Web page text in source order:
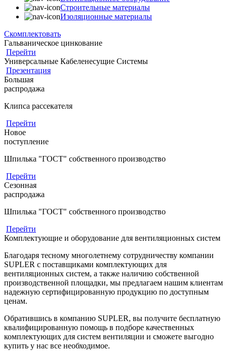
Строительные материалы
Изоляционные материалы
Скомплектовать
Гальваническое цинкование
Перейти
Универсальные Кабеленесущие Системы
Презентация
Большая
распродажа
Клипса рассекателя
Перейти
Новое
поступление
Шпилька "ГОСТ" собственного производство
Перейти
Сезонная
распродажа
Шпилька "ГОСТ" собственного производство
Перейти
Комплектующие и оборудование для вентиляционных систем
Благодаря тесному многолетнему сотрудничеству компании
SUPLER с поставщиками комплектующих для
вентиляционных систем, а также наличию собственной
производственной площадки, мы предлагаем нашим клиентам
надежную сертифицированную продукцию по доступным
ценам.
Обратившись в компанию SUPLER, вы получите бесплатную
квалифицированную помощь в подборе качественных
комплектующих для систем вентиляции и сможете выгодно
купить у нас все необходимое.